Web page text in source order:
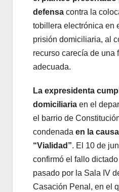
defensa contra la
tobillera electrónica en
prisión domiciliaria, al
recurso carecía de una
adecuada.
La expresidenta
domiciliaria en el
el barrio de
condenada en la
“Vialidad”. El 10 de
confirmó el fallo
pasado por la Sala IV
Casación Penal, en el